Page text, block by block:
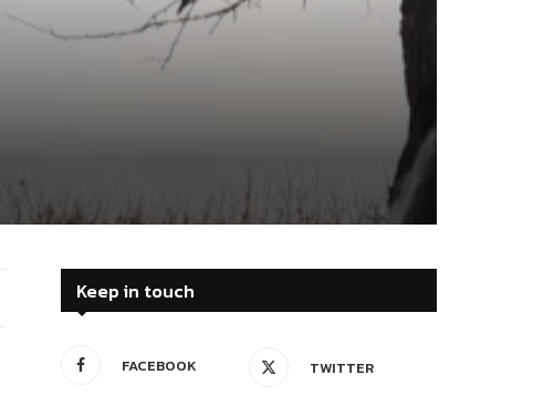
Keep in touch
FACEBOOK TWITTER